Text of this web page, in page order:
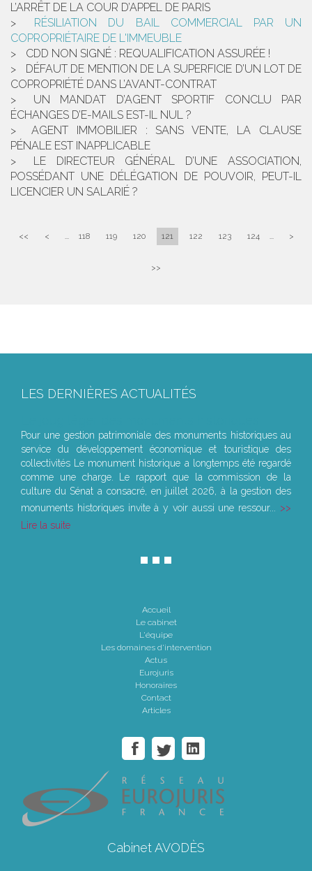
L’ARRÊT DE LA COUR D’APPEL DE PARIS
RÉSILIATION DU BAIL COMMERCIAL PAR UN
COPROPRIÉTAIRE DE L'IMMEUBLE
CDD NON SIGNÉ : REQUALIFICATION ASSURÉE !
DÉFAUT DE MENTION DE LA SUPERFICIE D’UN LOT DE
COPROPRIÉTÉ DANS L’AVANT-CONTRAT
UN MANDAT D’AGENT SPORTIF CONCLU PAR
ÉCHANGES D’E-MAILS EST-IL NUL ?
AGENT IMMOBILIER : SANS VENTE, LA CLAUSE
PÉNALE EST INAPPLICABLE
LE DIRECTEUR GÉNÉRAL D’UNE ASSOCIATION,
POSSÉDANT UNE DÉLÉGATION DE POUVOIR, PEUT-IL
LICENCIER UN SALARIÉ ?
<< < ... 118 119 120 121 122 123 124 ... >
>>
LES DERNIÈRES ACTUALITÉS
Pour une gestion patrimoniale des monuments historiques au
service du développement économique et touristique des
collectivités Le monument historique a longtemps été regardé
comme une charge. Le rapport que la commission de la
culture du Sénat a consacré, en juillet 2026, à la gestion des
monuments historiques invite à y voir aussi une ressour...
Lire la suite
Accueil
Le cabinet
L'équipe
Les domaines d'intervention
Actus
Eurojuris
Honoraires
Contact
Articles
Cabinet AVODÈS